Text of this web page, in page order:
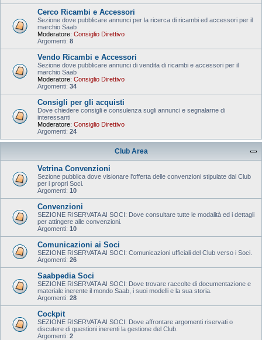
Cerco Ricambi e Accessori
Sezione dove pubblicare annunci per la ricerca di ricambi ed accessori per il
marchio Saab
Moderatore: Consiglio Direttivo
Argomenti: 8
Vendo Ricambi e Accessori
Sezione dove pubblicare annunci di vendita di ricambi e accessori per il
marchio Saab
Moderatore: Consiglio Direttivo
Argomenti: 34
Consigli per gli acquisti
Dove chiedere consigli e consulenza sugli annunci e segnalarne di
interessanti
Moderatore: Consiglio Direttivo
Argomenti: 24
Club Area
Vetrina Convenzioni
Sezione pubblica dove visionare l'offerta delle convenzioni stipulate dal Club
per i propri Soci.
Argomenti: 10
Convenzioni
SEZIONE RISERVATA AI SOCI: Dove consultare tutte le modalità ed i dettagli
per attingere alle convenzioni.
Argomenti: 10
Comunicazioni ai Soci
SEZIONE RISERVATA AI SOCI: Comunicazioni ufficiali del Club verso i Soci.
Argomenti: 26
Saabpedia Soci
SEZIONE RISERVATA AI SOCI: Dove trovare raccolte di documentazione e
materiale inerente il mondo Saab, i suoi modelli e la sua storia.
Argomenti: 28
Cockpit
SEZIONE RISERVATA AI SOCI: Dove affrontare argomenti riservati o
discutere di questioni inerenti la gestione del Club.
Argomenti: 2